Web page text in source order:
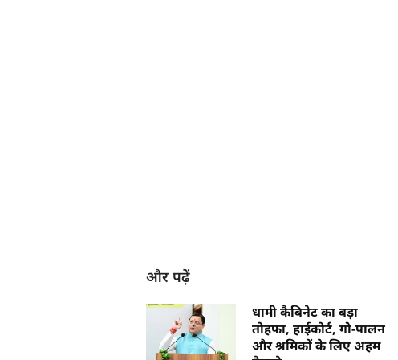
और पढ़ें
धामी कैबिनेट का बड़ा
तोहफा, हाईकोर्ट, गो-पालन
और श्रमिकों के लिए अहम